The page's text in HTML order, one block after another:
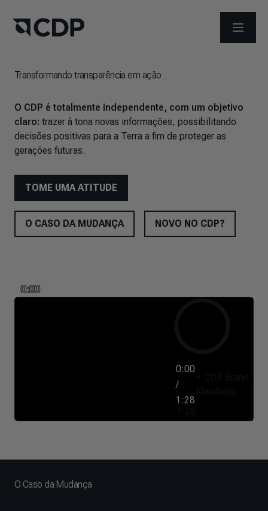
ABRIR
Transformando transparência em ação
O CDP é totalmente independente, com um objetivo
claro: trazer à tona novas informações, possibilitando
decisões positivas para a Terra a fim de proteger as
gerações futuras.
TOME UMA ATITUDE
O CASO DA MUDANÇA NOVO NO CDP?
0:00
/
1:28
0:00
O Caso da Mudança